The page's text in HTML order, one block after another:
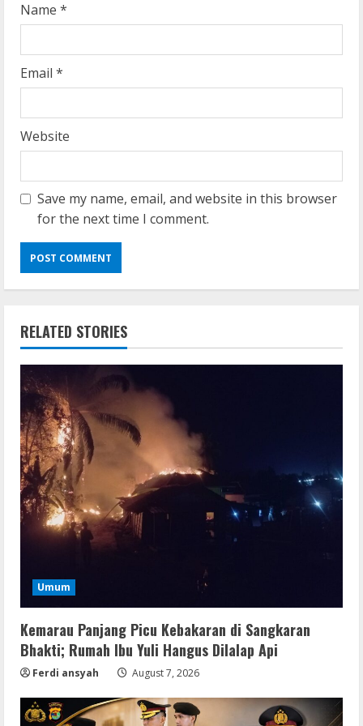
Name *
Email *
Website
Save my name, email, and website in this browser
for the next time I comment.
RELATED STORIES
Umum
Kemarau Panjang Picu Kebakaran di Sangkaran
Bhakti; Rumah Ibu Yuli Hangus Dilalap Api
Ferdi ansyah August 7, 2026